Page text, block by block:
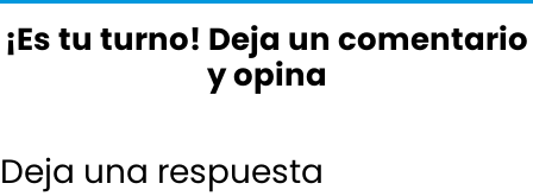
¡Es tu turno! Deja un comentario
y opina
Deja una respuesta